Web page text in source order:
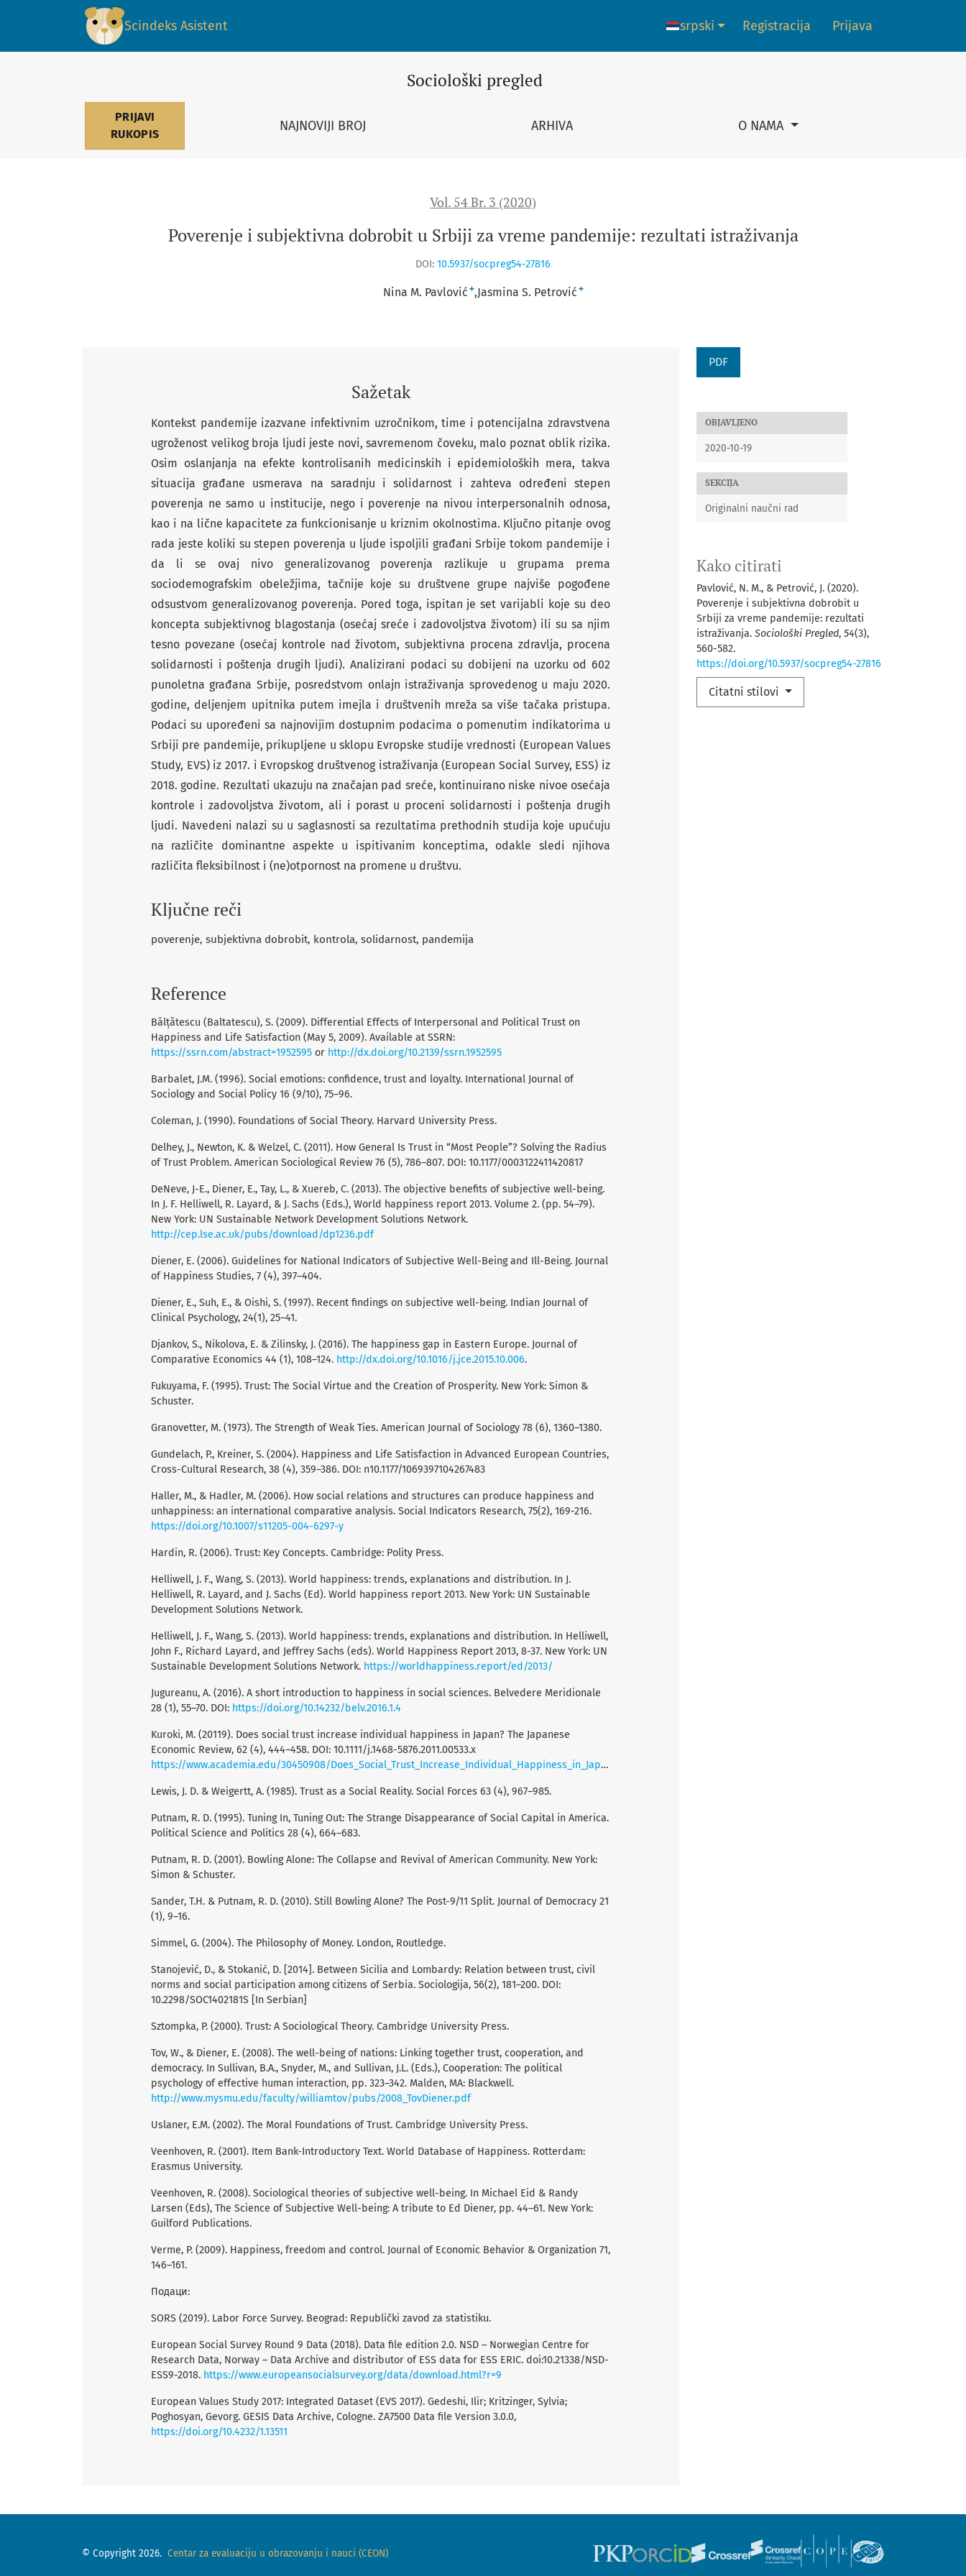
Poverenje i subjektivna dobrobit u Srbiji za vreme pandemije: rezultati istraživanja
Scindeks Asistent
Sociološki pregled
PRIJAVI
RUKOPIS
NAJNOVIJI BROJ ARHIVA O NAMA
Promena jezika. Trenutni jezik je:
srpski Registracija Prijava
Vol. 54 Br. 3 (2020)
Poverenje i subjektivna dobrobit u Srbiji za vreme pandemije: rezultati istraživanja
DOI: 10.5937/socpreg54-27816
Nina M. Pavlović + Jasmina S. Petrović +
PDF
OBJAVLJENO
2020-10-19
SEKCIJA
Originalni naučni rad
Kako citirati
Pavlović, N. M., & Petrović, J. (2020).
Poverenje i subjektivna dobrobit u
Srbiji za vreme pandemije: rezultati
istraživanja. Sociološki Pregled, 54(3),
560-582.
https://doi.org/10.5937/socpreg54-27816
Citatni stilovi
Sažetak
Kontekst pandemije izazvane infektivnim uzročnikom, time i potencijalna zdravstvena
ugroženost velikog broja ljudi jeste novi, savremenom čoveku, malo poznat oblik rizika.
Osim oslanjanja na efekte kontrolisanih medicinskih i epidemioloških mera, takva
situacija građane usmerava na saradnju i solidarnost i zahteva određeni stepen
poverenja ne samo u institucije, nego i poverenje na nivou interpersonalnih odnosa,
kao i na lične kapacitete za funkcionisanje u kriznim okolnostima. Ključno pitanje ovog
rada jeste koliki su stepen poverenja u ljude ispoljili građani Srbije tokom pandemije i
da li se ovaj nivo generalizovanog poverenja razlikuje u grupama prema
sociodemografskim obeležjima, tačnije koje su društvene grupe najviše pogođene
odsustvom generalizovanog poverenja. Pored toga, ispitan je set varijabli koje su deo
koncepta subjektivnog blagostanja (osećaj sreće i zadovoljstva životom) ili su sa njim
tesno povezane (osećaj kontrole nad životom, subjektivna procena zdravlja, procena
solidarnosti i poštenja drugih ljudi). Analizirani podaci su dobijeni na uzorku od 602
punoletna građana Srbije, posredstvom onlajn istraživanja sprovedenog u maju 2020.
godine, deljenjem upitnika putem imejla i društvenih mreža sa više tačaka pristupa.
Podaci su upoređeni sa najnovijim dostupnim podacima o pomenutim indikatorima u
Srbiji pre pandemije, prikupljene u sklopu Evropske studije vrednosti (European Values
Study, EVS) iz 2017. i Evropskog društvenog istraživanja (European Social Survey, ESS) iz
2018. godine. Rezultati ukazuju na značajan pad sreće, kontinuirano niske nivoe osećaja
kontrole i zadovoljstva životom, ali i porast u proceni solidarnosti i poštenja drugih
ljudi. Navedeni nalazi su u saglasnosti sa rezultatima prethodnih studija koje upućuju
na različite dominantne aspekte u ispitivanim konceptima, odakle sledi njihova
različita fleksibilnost i (ne)otpornost na promene u društvu.
Ključne reči
poverenje subjektivna dobrobit kontrola solidarnost pandemija
Reference
Bălțătescu (Baltatescu), S. (2009). Differential Effects of Interpersonal and Political Trust on
Happiness and Life Satisfaction (May 5, 2009). Available at SSRN:
https://ssrn.com/abstract=1952595 or http://dx.doi.org/10.2139/ssrn.1952595
Barbalet, J.M. (1996). Social emotions: confidence, trust and loyalty. International Journal of
Sociology and Social Policy 16 (9/10), 75–96.
Coleman, J. (1990). Foundations of Social Theory. Harvard University Press.
Delhey, J., Newton, K. & Welzel, C. (2011). How General Is Trust in “Most People”? Solving the Radius
of Trust Problem. American Sociological Review 76 (5), 786–807. DOI: 10.1177/0003122411420817
DeNeve, J-E., Diener, E., Tay, L., & Xuereb, C. (2013). The objective benefits of subjective well-being.
In J. F. Helliwell, R. Layard, & J. Sachs (Eds.), World happiness report 2013. Volume 2. (pp. 54–79).
New York: UN Sustainable Network Development Solutions Network.
http://cep.lse.ac.uk/pubs/download/dp1236.pdf
Diener, E. (2006). Guidelines for National Indicators of Subjective Well-Being and Ill-Being. Journal
of Happiness Studies, 7 (4), 397–404.
Diener, E., Suh, E., & Oishi, S. (1997). Recent findings on subjective well-being. Indian Journal of
Clinical Psychology, 24(1), 25–41.
Djankov, S., Nikolova, E. & Zilinsky, J. (2016). The happiness gap in Eastern Europe. Journal of
Comparative Economics 44 (1), 108–124. http://dx.doi.org/10.1016/j.jce.2015.10.006.
Fukuyama, F. (1995). Trust: The Social Virtue and the Creation of Prosperity. New York: Simon &
Schuster.
Granovetter, M. (1973). The Strength of Weak Ties. American Journal of Sociology 78 (6), 1360–1380.
Gundelach, P., Kreiner, S. (2004). Happiness and Life Satisfaction in Advanced European Countries,
Cross-Cultural Research, 38 (4), 359–386. DOI: n10.1177/1069397104267483
Haller, M., & Hadler, M. (2006). How social relations and structures can produce happiness and
unhappiness: an international comparative analysis. Social Indicators Research, 75(2), 169-216.
https://doi.org/10.1007/s11205-004-6297-y
Hardin, R. (2006). Trust: Key Concepts. Cambridge: Polity Press.
Helliwell, J. F., Wang, S. (2013). World happiness: trends, explanations and distribution. In J.
Helliwell, R. Layard, and J. Sachs (Ed). World happiness report 2013. New York: UN Sustainable
Development Solutions Network.
Helliwell, J. F., Wang, S. (2013). World happiness: trends, explanations and distribution. In Helliwell,
John F., Richard Layard, and Jeffrey Sachs (eds). World Happiness Report 2013, 8-37. New York: UN
Sustainable Development Solutions Network. https://worldhappiness.report/ed/2013/
Jugureanu, A. (2016). A short introduction to happiness in social sciences. Belvedere Meridionale
28 (1), 55–70. DOI: https://doi.org/10.14232/belv.2016.1.4
Kuroki, M. (20119). Does social trust increase individual happiness in Japan? The Japanese
Economic Review, 62 (4), 444–458. DOI: 10.1111/j.1468-5876.2011.00533.x
https://www.academia.edu/30450908/Does_Social_Trust_Increase_Individual_Happiness_in_Japan_
Lewis, J. D. & Weigertt, A. (1985). Trust as a Social Reality. Social Forces 63 (4), 967–985.
Putnam, R. D. (1995). Tuning In, Tuning Out: The Strange Disappearance of Social Capital in America.
Political Science and Politics 28 (4), 664–683.
Putnam, R. D. (2001). Bowling Alone: The Collapse and Revival of American Community. New York:
Simon & Schuster.
Sander, T.H. & Putnam, R. D. (2010). Still Bowling Alone? The Post-9/11 Split. Journal of Democracy 21
(1), 9–16.
Simmel, G. (2004). The Philosophy of Money. London, Routledge.
Stanojević, D., & Stokanić, D. [2014]. Between Sicilia and Lombardy: Relation between trust, civil
norms and social participation among citizens of Serbia. Sociologija, 56(2), 181–200. DOI:
10.2298/SOC1402181S [In Serbian]
Sztompka, P. (2000). Trust: A Sociological Theory. Cambridge University Press.
Tov, W., & Diener, E. (2008). The well-being of nations: Linking together trust, cooperation, and
democracy. In Sullivan, B.A., Snyder, M., and Sullivan, J.L. (Eds.), Cooperation: The political
psychology of effective human interaction, pp. 323–342. Malden, MA: Blackwell.
http://www.mysmu.edu/faculty/williamtov/pubs/2008_TovDiener.pdf
Uslaner, E.M. (2002). The Moral Foundations of Trust. Cambridge University Press.
Veenhoven, R. (2001). Item Bank-Introductory Text. World Database of Happiness. Rotterdam:
Erasmus University.
Veenhoven, R. (2008). Sociological theories of subjective well-being. In Michael Eid & Randy
Larsen (Eds), The Science of Subjective Well-being: A tribute to Ed Diener, pp. 44–61. New York:
Guilford Publications.
Verme, P. (2009). Happiness, freedom and control. Journal of Economic Behavior & Organization 71,
146–161.
Подаци:
SORS (2019). Labor Force Survey. Beograd: Republički zavod za statistiku.
European Social Survey Round 9 Data (2018). Data file edition 2.0. NSD – Norwegian Centre for
Research Data, Norway – Data Archive and distributor of ESS data for ESS ERIC. doi:10.21338/NSD-
ESS9-2018. https://www.europeansocialsurvey.org/data/download.html?r=9
European Values Study 2017: Integrated Dataset (EVS 2017). Gedeshi, Ilir; Kritzinger, Sylvia;
Poghosyan, Gevorg. GESIS Data Archive, Cologne. ZA7500 Data file Version 3.0.0,
https://doi.org/10.4232/1.13511
© Copyright 2026. Centar za evaluaciju u obrazovanju i nauci (CEON)